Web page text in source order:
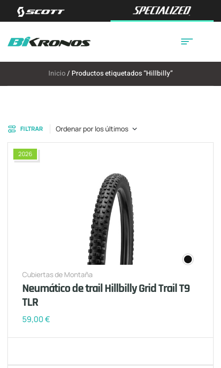
Inicio/ Productos etiquetados “Hillbilly”
FILTRAR Ordenar por los últimos
2026
Cubiertas de Montaña
Neumático de trail Hillbilly Grid Trail T9
TLR
59,00€